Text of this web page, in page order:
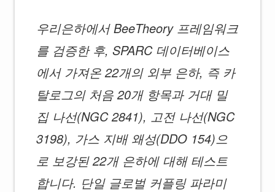
우리은하에서 BeeTheory 프레임워크
를 검증한 후, SPARC 데이터베이스
에서 가져온 22개의 외부 은하, 즉 카
탈로그의 처음 20개 항목과 거대 밀
집 나선(NGC 2841), 고전 나선(NGC
3198), 가스 지배 왜성(DDO 154)으
로 보강된 22개 은하에 대해 테스트
합니다. 단일 글로벌 커플링 파라미